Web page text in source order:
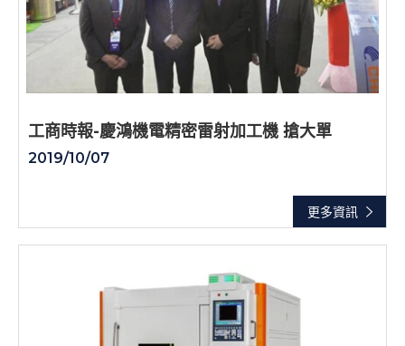
更多資訊
工商時報-慶鴻機電精密雷射加工機 搶大單
2019/10/07